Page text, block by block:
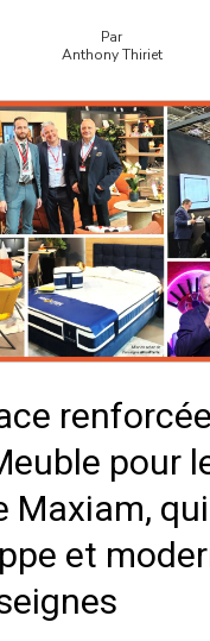
Par
Anthony Thiriet
pour
Maxiam, qui
et